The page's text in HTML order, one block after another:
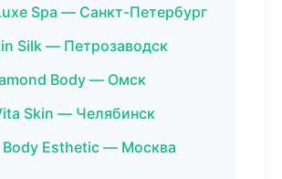
Spa — Санкт-Петербург
Silk — Петрозаводск
Body — Омск
Skin — Челябинск
Body Esthetic — Москва